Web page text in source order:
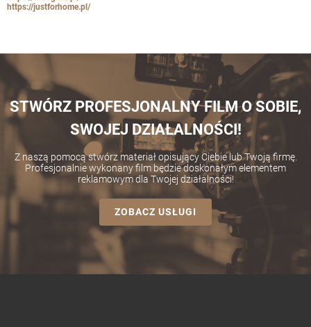
https://justforhome.pl/
STWÓRZ PROFESJONALNY FILM O SOBIE,
SWOJEJ DZIAŁALNOŚCI!
Z naszą pomocą stwórz materiał opisujący Ciebie lub Twoją firmę.
Profesjonalnie wykonany film będzie doskonałym elementem
reklamowym dla Twojej działalności!
ZOBACZ USŁUGI